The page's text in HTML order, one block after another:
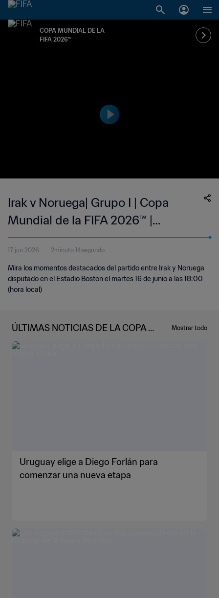
COPA MUNDIAL DE LA
FIFA 2026™
Irak v Noruega| Grupo I | Copa
Mundial de la FIFA 2026™ |
Resumen
17 jun 2026 2minuto 14segundo
Mira los momentos destacados del partido entre Irak y Noruega
disputado en el Estadio Boston el martes 16 de junio a las 18:00
(hora local)
ÚLTIMAS NOTICIAS DE LA COPA M
UNDIAL DE LA FIFA 2026™
Mostrar todo
Uruguay elige a Diego Forlán para
comenzar una nueva etapa